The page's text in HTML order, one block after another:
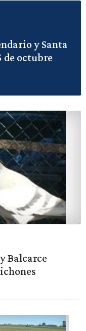
y Santa
de octubre
Balcarce